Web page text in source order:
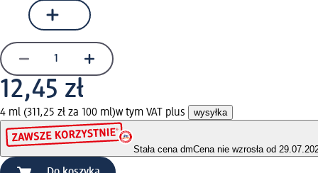
12,45 zł
4 ml (311,25 zł za 100 ml)w tym VAT plus wysyłka
Stała cena dmCena nie wzrosła od